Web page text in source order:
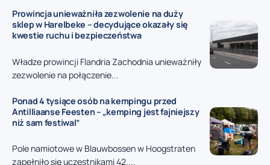
Prowincja unieważniła zezwolenie na duży
sklep w Harelbeke – decydujące okazały się
kwestie ruchu i bezpieczeństwa
Władze prowincji Flandria Zachodnia unieważniły
zezwolenie na połączenie...
Ponad 4 tysiące osób na kempingu przed
Antilliaanse Feesten – „kemping jest fajniejszy
niż sam festiwal”
Pole namiotowe w Blauwbossen w Hoogstraten
zapełniło się uczestnikami 42....